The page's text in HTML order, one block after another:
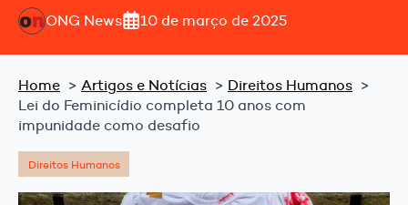
ONG News 10 de março de 2025
Home Artigos e Notícias
Direitos Humanos
Lei do Feminicídio completa 10 anos com
impunidade como desafio
Direitos Humanos